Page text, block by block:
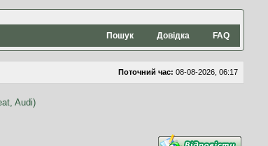
Пошук Довідка FAQ
Поточний час: 08-08-2026, 06:17